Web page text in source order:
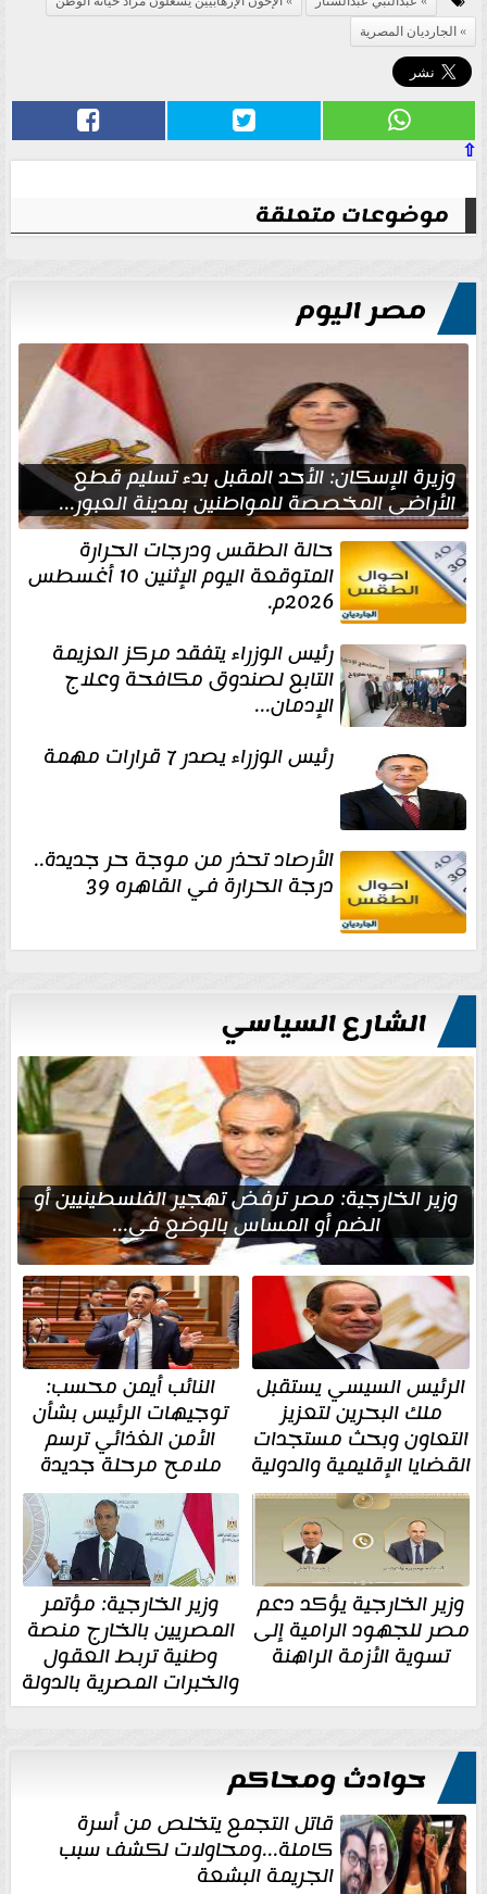
الجارديان المصرية
⇧
موضوعات متعلقة
مصر اليوم
وزيرة الإسكان: الأحد المقبل بدء تسليم قطع
الأراضي المخصصة للمواطنين بمدينة العبور...
حالة الطقس ودرجات الحرارة
المتوقعة اليوم الإثنين 10 أغسطس
2026م.
رئيس الوزراء يتفقد مركز العزيمة
التابع لصندوق مكافحة وعلاج
الإدمان...
رئيس الوزراء يصدر 7 قرارات مهمة
الأرصاد تحذر من موجة حر جديدة..
درجة الحرارة في القاهره 39
الشارع السياسي
وزير الخارجية: مصر ترفض تهجير الفلسطينيين أو
الضم أو المساس بالوضع في...
الرئيس السيسي يستقبل
ملك البحرين لتعزيز
التعاون وبحث مستجدات
القضايا الإقليمية والدولية
النائب أيمن محسب:
توجيهات الرئيس بشأن
الأمن الغذائي ترسم
ملامح مرحلة جديدة
وزير الخارجية يؤكد دعم
مصر للجهود الرامية إلى
تسوية الأزمة الراهنة
وزير الخارجية: مؤتمر
المصريين بالخارج منصة
وطنية تربط العقول
والخبرات المصرية بالدولة
حوادث ومحاكم
قاتل التجمع يتخلص من أسرة
كاملة...ومحاولات لكشف سبب
الجريمة البشعة